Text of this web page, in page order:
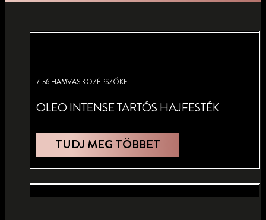
7-56 HAMVAS KÖZÉPSZŐKE
OLEO INTENSE TARTÓS HAJFESTÉK
TUDJ MEG TÖBBET